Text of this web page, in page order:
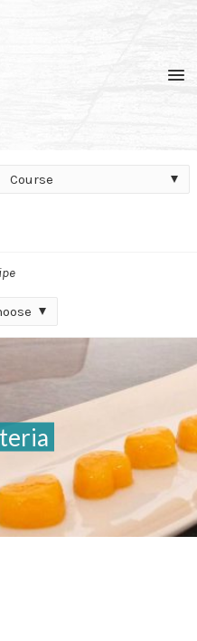
Course
Course